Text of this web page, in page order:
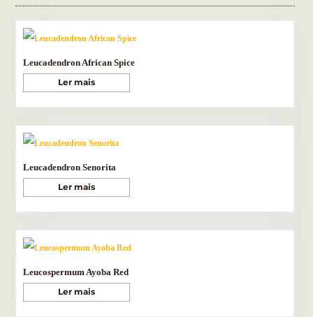
Leucadendron African Spice
Ler mais
Leucadendron Senorita
Ler mais
Leucospermum Ayoba Red
Ler mais